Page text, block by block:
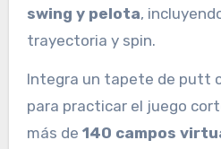
swing y pelota,
trayectoria y spin.
Integra un tapete de putt
para practicar el juego
más de 140 campos